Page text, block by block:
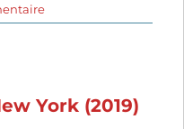
sur
Emilia
Jacques
York (2019)